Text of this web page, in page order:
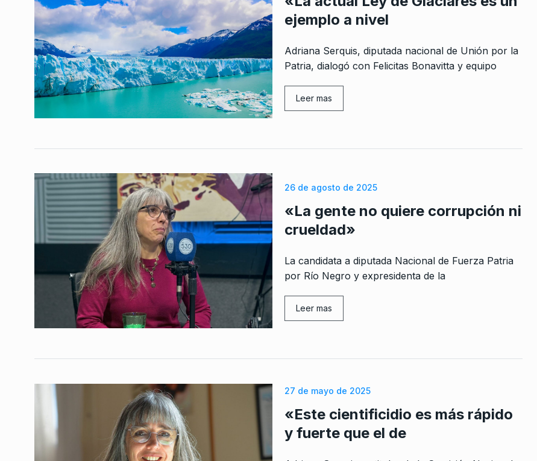
ejemplo a nivel
Adriana Serquis, diputada nacional de Unión por la
Patria, dialogó con Felicitas Bonavitta y equipo
Leer mas
26 de agosto de 2025
«La gente no quiere corrupción ni
crueldad»
La candidata a diputada Nacional de Fuerza Patria
por Río Negro y expresidenta de la
Leer mas
27 de mayo de 2025
«Este cientificidio es más rápido
y fuerte que el de
1
Fernando Rosso
2024
2
«Hay un 64% más de personas
en situación de calle…
NOTICIAS 2 1 De Septiembre De 2025
propia identidad»
9
Przybylski: «A Rafael Nahuel lo
mató una bala de plomo…